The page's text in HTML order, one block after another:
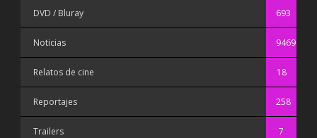
DVD / Bluray 693
Noticias 9469
Relatos de cine 18
Reportajes 258
Trailers 7